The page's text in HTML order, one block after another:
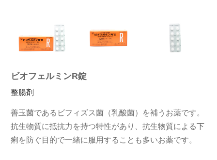
ビオフェルミンR錠
整腸剤
善玉菌であるビフィズス菌（乳酸菌）を補うお薬です。
抗生物質に抵抗力を持つ特性があり、抗生物質による下
痢を防ぐ目的で一緒に服用することも多いお薬です。